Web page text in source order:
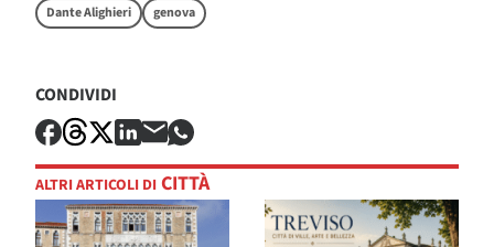
Dante Alighieri genova
CONDIVIDI
ALTRI ARTICOLI DI CITTÀ